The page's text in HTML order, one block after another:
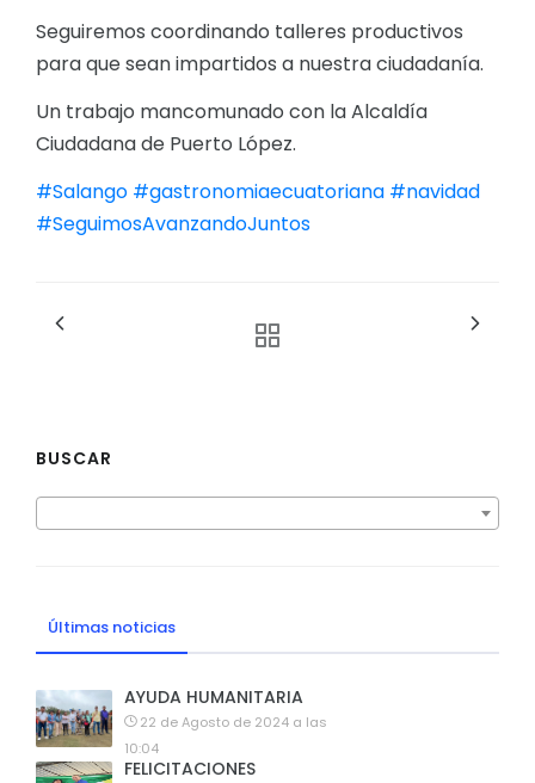
Seguiremos coordinando talleres productivos
para que sean impartidos a nuestra ciudadanía.
Un trabajo mancomunado con la Alcaldía
Ciudadana de Puerto López.
#Salango #gastronomiaecuatoriana #navidad
#SeguimosAvanzandoJuntos
BUSCAR
Últimas noticias
AYUDA HUMANITARIA
22 de Agosto de 2024 a las
10:04
FELICITACIONES